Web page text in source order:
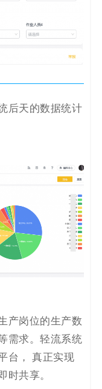
后天的数据统计
产岗位的生产数
需求。轻流系统
台， 真正实现
时共享。